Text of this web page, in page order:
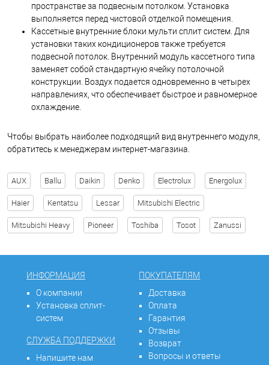
AUX Ballu Daikin Denko Electrolux Energolux
Haier Kentatsu Lessar Mitsubishi Electric
Mitsubishi Heavy Pioneer Toshiba Tosot Zanussi
пространстве за подвесным потолком. Установка
выполняется перед чистовой отделкой помещения.
Кассетные внутренние блоки мульти сплит систем. Для
установки таких кондиционеров также требуется
подвесной потолок. Внутренний модуль кассетного типа
заменяет собой стандартную ячейку потолочной
конструкции. Воздух подается одновременно в четырех
направлениях, что обеспечивает быстрое и равномерное
охлаждение.
Чтобы выбрать наиболее подходящий вид внутреннего модуля,
обратитесь к менеджерам интернет-магазина.
ИНФОРМАЦИЯ
О компании
Установка сплит-
систем
СЛУЖБА ПОДДЕРЖКИ
Напишите нам
ПОКУПАТЕЛЯМ
Доставка
Оплата
Гарантия
Отзывы
Возврат
Вопросы и ответы